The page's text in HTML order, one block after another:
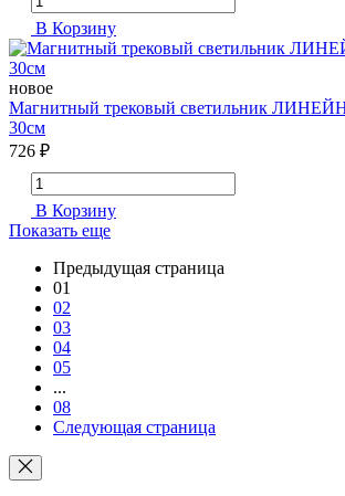
В Корзину
новое
Магнитный трековый светильник
30см
726 ₽
В Корзину
Показать еще
Предыдущая страница
01
02
03
04
05
...
08
Следующая страница